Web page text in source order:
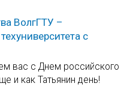
ВолгГТУ –
с
вас с Днем российского
и как Татьянин день!